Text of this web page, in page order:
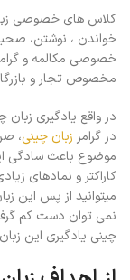
کلاس های خصوصی
خواندن ، نوشتن،
خصوصی مکالمه و
مخصوص تجار و
در واقع یادگیری
در گرامر زبان چینی،
موضوع باعث سادگی
کاراکتر و نمادهای
میتوانید از پس این
نمی توان دست کم
چینی یادگیری این